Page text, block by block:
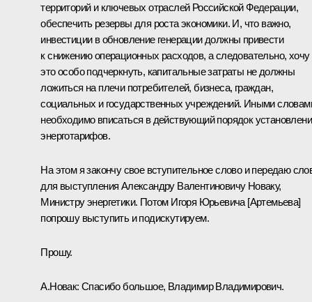
территорий и ключевых отраслей Российской Федерации,
обеспечить резервы для роста экономики. И, что важно,
инвестиции в обновление генерации должны привести
к снижению операционных расходов, а следовательно, хочу
это особо подчеркнуть, капитальные затраты не должны
ложиться на плечи потребителей, бизнеса, граждан,
социальных и государственных учреждений. Иными
необходимо вписаться в действующий порядок
энерготарифов.
На этом я закончу свое вступительное слово и передаю
для выступления Александру Валентиновичу Новаку,
Министру энергетики. Потом Игоря Юрьевича [Артемьева]
попрошу выступить и подискутируем.
Прошу.
А.Новак: Спасибо большое, Владимир Владимирович.